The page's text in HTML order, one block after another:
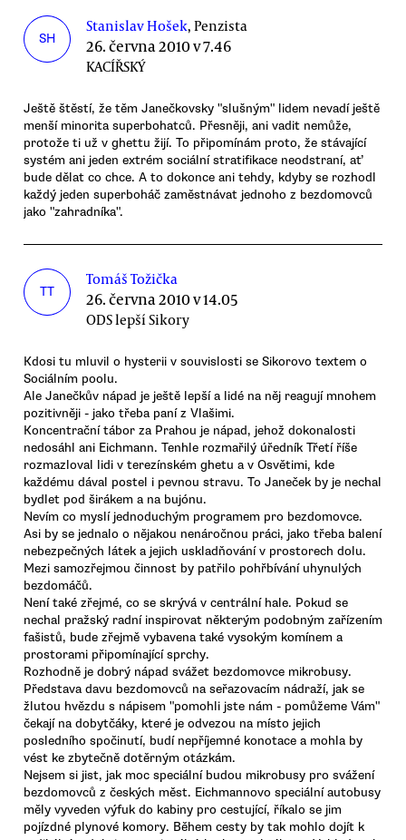
SH
Stanislav Hošek, Penzista
26. června 2010 v 7.46
KACÍŘSKÝ
Ještě štěstí, že těm Janečkovsky "slušným" lidem nevadí ještě
menší minorita superbohatců. Přesněji, ani vadit nemůže,
protože ti už v ghettu žijí. To připomínám proto, že stávající
systém ani jeden extrém sociální stratifikace neodstraní, ať
bude dělat co chce. A to dokonce ani tehdy, kdyby se rozhodl
každý jeden superboháč zaměstnávat jednoho z bezdomovců
jako "zahradníka".
TT
Tomáš Tožička
26. června 2010 v 14.05
ODS lepší Sikory
Kdosi tu mluvil o hysterii v souvislosti se Sikorovo textem o
Sociálním poolu.
Ale Janečkův nápad je ještě lepší a lidé na něj reagují mnohem
pozitivněji - jako třeba paní z Vlašimi.
Koncentrační tábor za Prahou je nápad, jehož dokonalosti
nedosáhl ani Eichmann. Tenhle rozmařilý úředník Třetí říše
rozmazloval lidi v terezínském ghetu a v Osvětimi, kde
každému dával postel i pevnou stravu. To Janeček by je nechal
bydlet pod širákem a na bujónu.
Nevím co myslí jednoduchým programem pro bezdomovce.
Asi by se jednalo o nějakou nenáročnou práci, jako třeba balení
nebezpečných látek a jejich uskladňování v prostorech dolu.
Mezi samozřejmou činnost by patřilo pohřbívání uhynulých
bezdomáčů.
Není také zřejmé, co se skrývá v centrální hale. Pokud se
nechal pražský radní inspirovat některým podobným zařízením
fašistů, bude zřejmě vybavena také vysokým komínem a
prostorami připomínající sprchy.
Rozhodně je dobrý nápad svážet bezdomovce mikrobusy.
Představa davu bezdomovců na seřazovacím nádraží, jak se
žlutou hvězdu s nápisem "pomohli jste nám - pomůžeme Vám"
čekají na dobytčáky, které je odvezou na místo jejich
posledního spočinutí, budí nepříjemné konotace a mohla by
vést ke zbytečně dotěrným otázkám.
Nejsem si jist, jak moc speciální budou mikrobusy pro svážení
bezdomovců z českých měst. Eichmannovo speciální autobusy
měly vyveden výfuk do kabiny pro cestující, říkalo se jim
pojízdné plynové komory. Během cesty by tak mohlo dojít k